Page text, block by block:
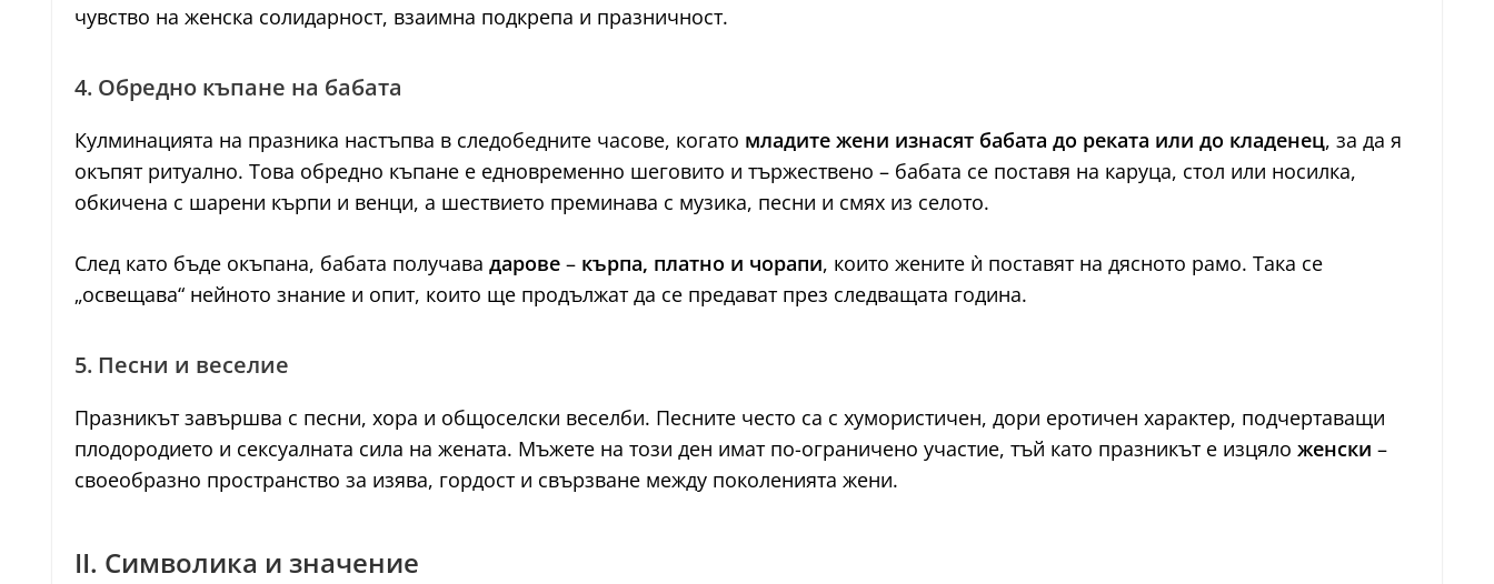
чувство на женска солидарност, взаимна подкрепа и празничност.
4. Обредно къпане на бабата
Кулминацията на празника настъпва в следобедните часове, когато младите жени изнасят бабата до реката или до кладенец, за да я
окъпят ритуално. Това обредно къпане е едновременно шеговито и тържествено – бабата се поставя на каруца, стол или носилка,
обкичена с шарени кърпи и венци, а шествието преминава с музика, песни и смях из селото.
След като бъде окъпана, бабата получава дарове – кърпа, платно и чорапи, които жените ѝ поставят на дясното рамо. Така се
„освещава“ нейното знание и опит, които ще продължат да се предават през следващата година.
5. Песни и веселие
Празникът завършва с песни, хора и общоселски веселби. Песните често са с хумористичен, дори еротичен характер, подчертаващи
плодородието и сексуалната сила на жената. Мъжете на този ден имат по-ограничено участие, тъй като празникът е изцяло женски –
своеобразно пространство за изява, гордост и свързване между поколенията жени.
II. Символика и значение